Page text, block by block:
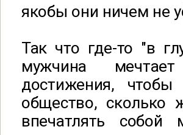
якобы они ничем не
Так что где-то "в
мужчина
достижения,
общество, сколько
впечатлять собой